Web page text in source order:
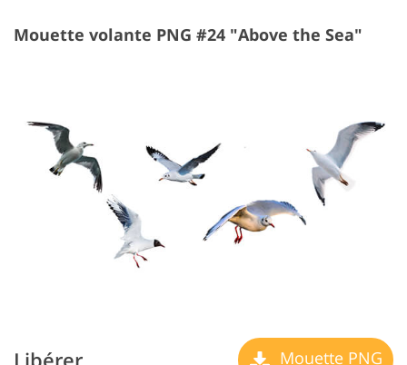
Mouette volante PNG #24 "Above the Sea"
Mouette PNG